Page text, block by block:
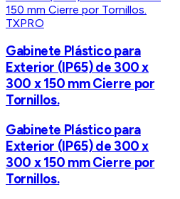
TXPRO
Gabinete Plástico para
Exterior (IP65) de 300 x
300 x 150 mm Cierre por
Tornillos.
Gabinete Plástico para
Exterior (IP65) de 300 x
300 x 150 mm Cierre por
Tornillos.